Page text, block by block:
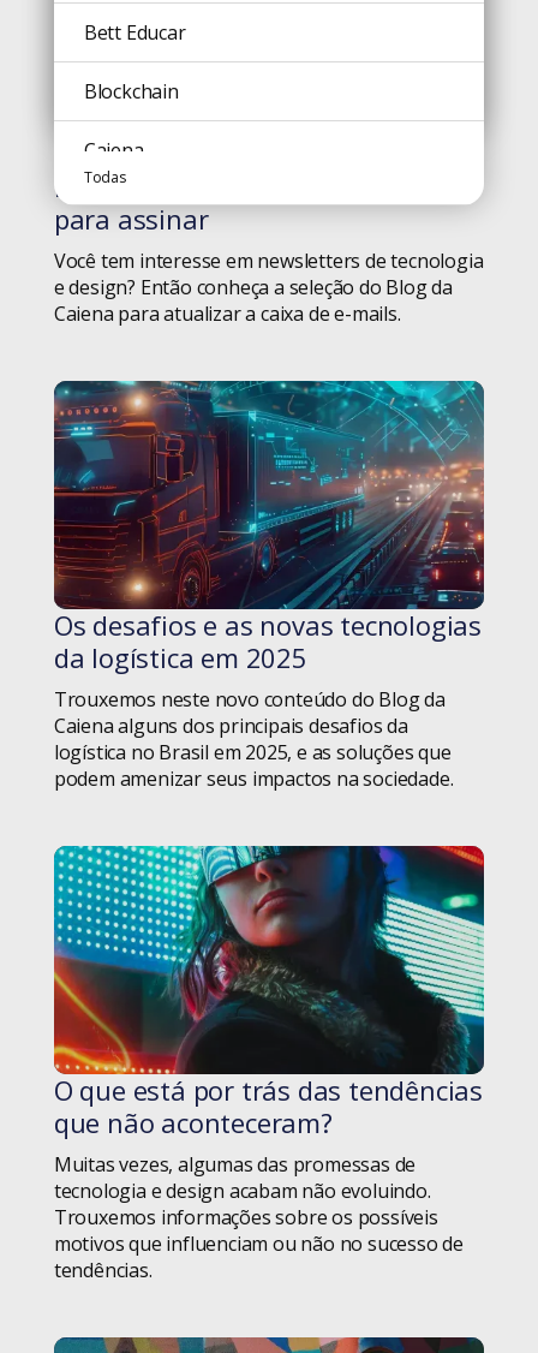
Comunicação
Cultura
Design
Design Thinking
Dicas
Diversidade
Educação
Geral
Gestão de Projetos
Homeoffice
iF Design Award
Inovação
Metodologias
Moçambique
Pessoas
Projetos
Ruby Empowers!
Ruby on Rails
Setor Público
Tecnologia
Terceiro Setor
Weleto
Bett Educar
Blockchain
Caiena
Campinas
Carreira
Ceará Transparente
Cinema
Código Aberto
Comunicação
Consciência Negra
Consultoria
Conviva Educação
Coronavírus
Desenvolvimento
Design
Design Thinking
Dia do Homem
Dicas
Diversidade
Educação
Equipes de Tecnologia
Todas
#blog
Newsletters de tecnologia e design
para assinar
Você tem interesse em newsletters de tecnologia
e design? Então conheça a seleção do Blog da
Caiena para atualizar a caixa de e-mails.
#blog
Os desafios e as novas tecnologias
da logística em 2025
Trouxemos neste novo conteúdo do Blog da
Caiena alguns dos principais desafios da
logística no Brasil em 2025, e as soluções que
podem amenizar seus impactos na sociedade.
#blog
O que está por trás das tendências
que não aconteceram?
Muitas vezes, algumas das promessas de
tecnologia e design acabam não evoluindo.
Trouxemos informações sobre os possíveis
motivos que influenciam ou não no sucesso de
tendências.